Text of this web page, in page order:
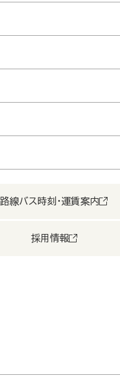
路線バス時刻・運賃案内
採用情報